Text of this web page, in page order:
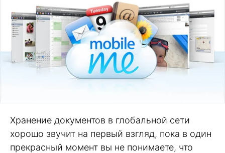
Хранение документов в глобальной сети
хорошо звучит на первый взгляд, пока в один
прекрасный момент вы не понимаете, что